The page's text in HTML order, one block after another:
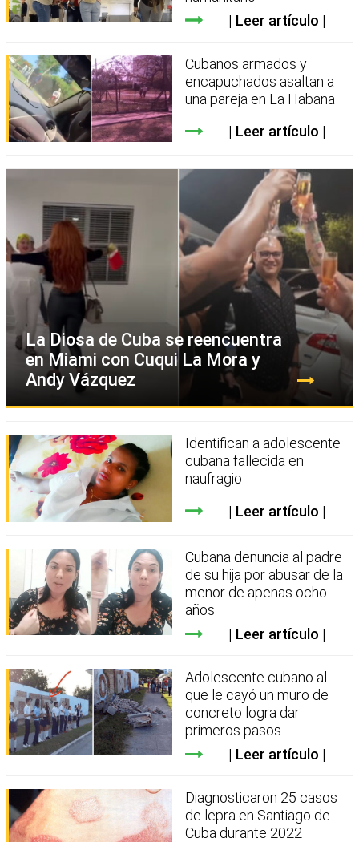
Leer artículo
Cubanos armados y
encapuchados asaltan a
una pareja en La Habana
Leer artículo
La Diosa de Cuba se reencuentra
en Miami con Cuqui La Mora y
Andy Vázquez
Identifican a adolescente
cubana fallecida en
naufragio
Leer artículo
Cubana denuncia al padre
de su hija por abusar de la
menor de apenas ocho
años
Leer artículo
Adolescente cubano al
que le cayó un muro de
concreto logra dar
primeros pasos
Leer artículo
Diagnosticaron 25 casos
de lepra en Santiago de
Cuba durante 2022